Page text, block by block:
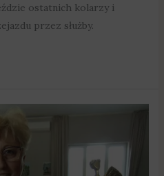
ostatnich kolarzy i
przez służby.